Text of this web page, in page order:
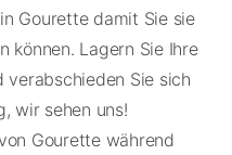
Gourette damit Sie sie
können. Lagern Sie Ihre
verabschieden Sie sich
wir sehen uns!
Gourette während